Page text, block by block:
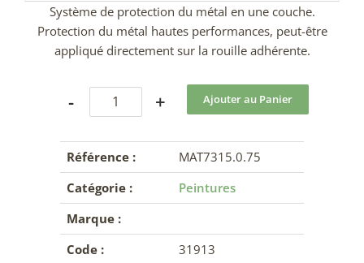
Système de protection du métal en une couche.
Protection du métal hautes performances, peut-être
appliqué directement sur la rouille adhérente.
- +
Référence :
MAT7315.0.75
Catégorie :
Peintures
Marque :
Code :
31913